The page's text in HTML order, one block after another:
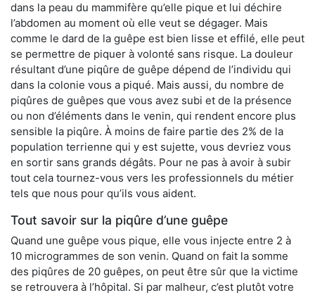
dans la peau du mammifère qu’elle pique et lui déchire
l’abdomen au moment où elle veut se dégager. Mais
comme le dard de la guêpe est bien lisse et effilé, elle peut
se permettre de piquer à volonté sans risque. La douleur
résultant d’une piqûre de guêpe dépend de l’individu qui
dans la colonie vous a piqué. Mais aussi, du nombre de
piqûres de guêpes que vous avez subi et de la présence
ou non d’éléments dans le venin, qui rendent encore plus
sensible la piqûre. À moins de faire partie des 2% de la
population terrienne qui y est sujette, vous devriez vous
en sortir sans grands dégâts. Pour ne pas à avoir à subir
tout cela tournez-vous vers les professionnels du métier
tels que nous pour qu’ils vous aident.
Tout savoir sur la piqûre d’une guêpe
Quand une guêpe vous pique, elle vous injecte entre 2 à
10 microgrammes de son venin. Quand on fait la somme
des piqûres de 20 guêpes, on peut être sûr que la victime
se retrouvera à l’hôpital. Si par malheur, c’est plutôt votre